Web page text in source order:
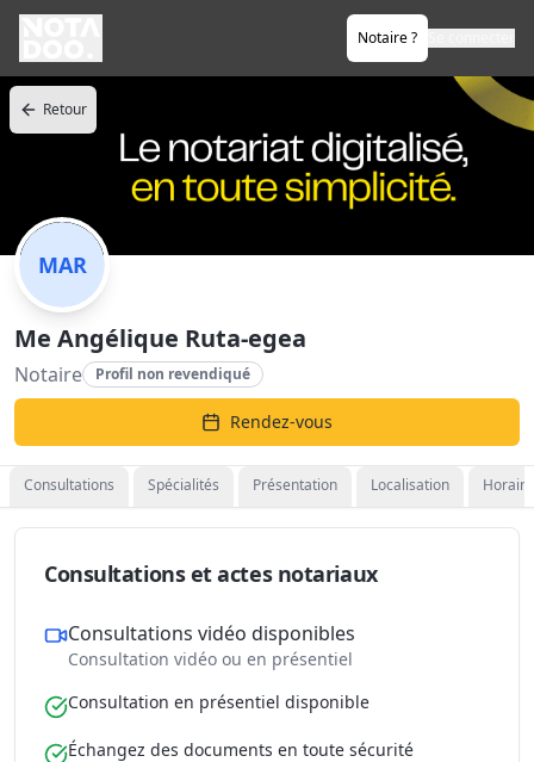
Notaire ?
Retour
MAR
Me Angélique Ruta-egea
Notaire Profil non revendiqué
Rendez-vous
Consultations Spécialités Présentation Localisation
Consultations et actes notariaux
Consultations vidéo disponibles
Consultation vidéo ou en présentiel
Consultation en présentiel disponible
Échangez des documents en toute sécurité